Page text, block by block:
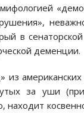
в
деменции.
из
за уши
находит